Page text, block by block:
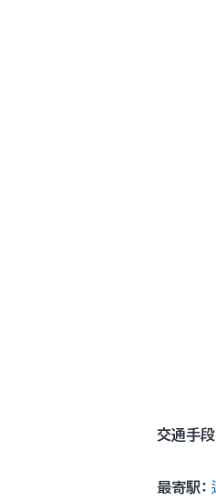
交通手段
最寄駅：